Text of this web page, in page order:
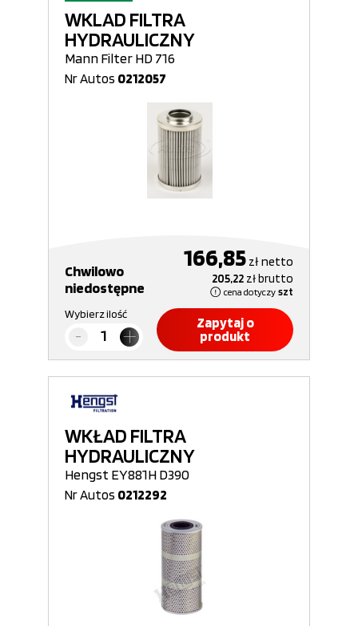
WKLAD FILTRA
HYDRAULICZNY
Mann Filter HD 716
Nr Autos 0212057
Chwilowo
niedostępne
166,85 złnetto
205,22 złbrutto
cena dotyczy szt
Wybierz ilość
Zapytaj o
produkt
WKŁAD FILTRA
HYDRAULICZNY
Hengst EY881H D390
Nr Autos 0212292